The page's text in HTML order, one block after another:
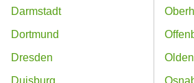
Darmstadt
Dortmund
Dresden